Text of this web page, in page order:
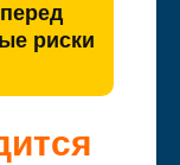
риски